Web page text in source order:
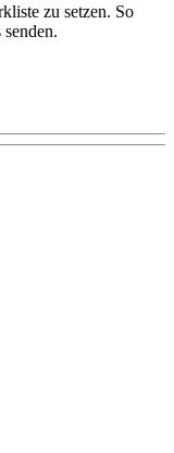
zu setzen. So